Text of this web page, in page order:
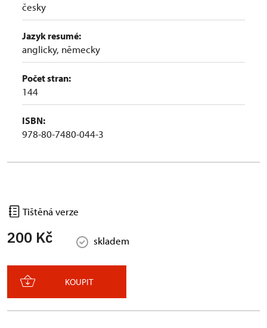
česky
Jazyk resumé:
anglicky, německy
Počet stran:
144
ISBN:
978-80-7480-044-3
Tištěná verze
200 Kč skladem
KOUPIT